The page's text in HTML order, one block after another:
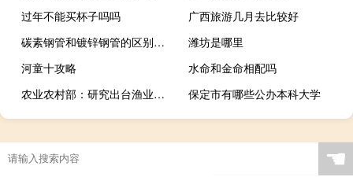
过年不能买杯子吗吗
广西旅游几月去比较好
碳素钢管和镀锌钢管的区别哪个好（碳素钢管）
潍坊是哪里
河童十攻略
水命和金命相配吗
农业农村部：研究出台渔业生态增殖和生态调控相关管理办法
保定市有哪些公办本科大学
☚